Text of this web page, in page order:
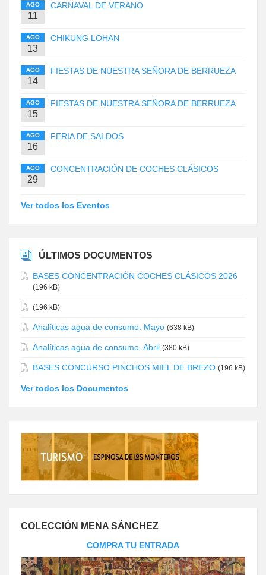
AGO
11
CARNAVAL DE VERANO
AGO
13
CHIKUNG LOHAN
AGO
14
FIESTAS DE NUESTRA SEÑORA DE BERRUEZA
AGO
15
FIESTAS DE NUESTRA SEÑORA DE BERRUEZA
AGO
16
FERIA DE SALDOS
AGO
29
CONCENTRACIÓN DE COCHES CLÁSICOS
Ver todos los Eventos
ÚLTIMOS DOCUMENTOS
BASES CONCENTRACIÓN COCHES CLÁSICOS 2026
(196 kB)
(196 kB)
Analíticas agua de consumo. Mayo (638 kB)
Analíticas agua de consumo. Abril (380 kB)
BASES CONCURSO PINCHOS MIEL DE BREZO (196 kB)
Ver todos los Documentos
COLECCIÓN MENA SÁNCHEZ
COMPRA TU ENTRADA